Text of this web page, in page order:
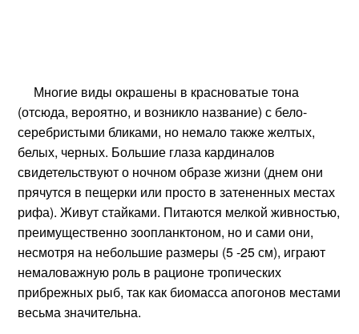
Многие виды окрашены в красноватые тона
(отсюда, вероятно, и возникло название) с бело-
серебристыми бликами, но немало также желтых,
белых, черных. Большие глаза кардиналов
свидетельствуют о ночном образе жизни (днем они
прячутся в пещерки или просто в затененных местах
рифа). Живут стайками. Питаются мелкой живностью,
преимущественно зоопланктоном, но и сами они,
несмотря на небольшие размеры (5 -25 см), играют
немаловажную роль в рационе тропических
прибрежных рыб, так как биомасса апогонов местами
весьма значительна.